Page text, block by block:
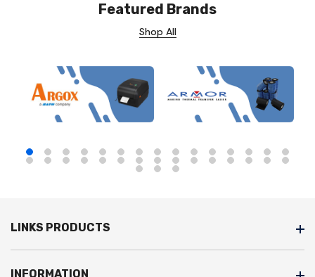
Featured Brands
Shop All
LINKS PRODUCTS
INFORMATION